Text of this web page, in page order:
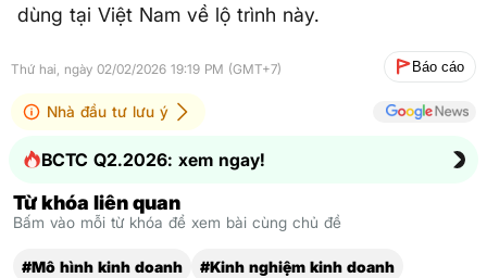
dùng tại Việt Nam về lộ trình này.
Thứ hai, ngày 02/02/2026 19:19 PM (GMT+7) Báo cáo
Nhà đầu tư lưu ý
BCTC Q2.2026: xem ngay!
Từ khóa liên quan
Bấm vào mỗi từ khóa để xem bài cùng chủ đề
#Mô hình kinh doanh
#Kinh nghiệm kinh doanh